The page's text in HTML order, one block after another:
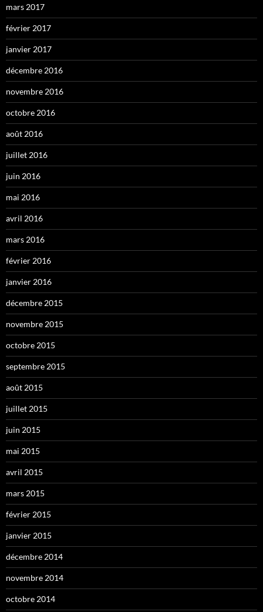
mars 2017
février 2017
janvier 2017
décembre 2016
novembre 2016
octobre 2016
août 2016
juillet 2016
juin 2016
mai 2016
avril 2016
mars 2016
février 2016
janvier 2016
décembre 2015
novembre 2015
octobre 2015
septembre 2015
août 2015
juillet 2015
juin 2015
mai 2015
avril 2015
mars 2015
février 2015
janvier 2015
décembre 2014
novembre 2014
octobre 2014